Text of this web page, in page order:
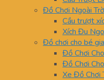
Đồ Chơi Ngoài
Cầu trượt
Xích Đu
Đồ chơi cho bé
Đồ Chơi
Đồ Chơi
Xe Đồ Chơi